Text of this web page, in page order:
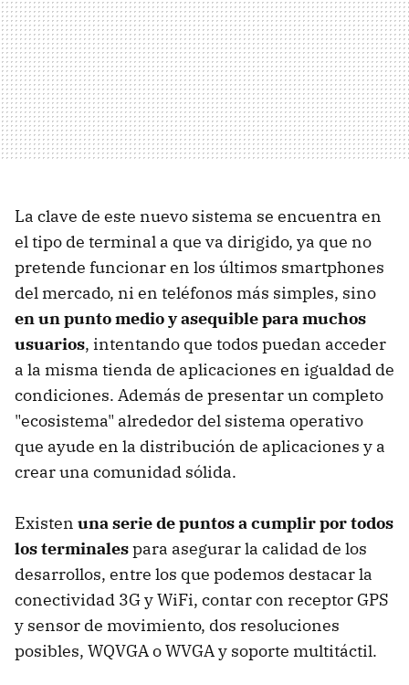
La clave de este nuevo sistema se encuentra en
el tipo de terminal a que va dirigido, ya que no
pretende funcionar en los últimos smartphones
del mercado, ni en teléfonos más simples, sino
en un punto medio y asequible para muchos
usuarios, intentando que todos puedan acceder
a la misma tienda de aplicaciones en igualdad de
condiciones. Además de presentar un completo
"ecosistema" alrededor del sistema operativo
que ayude en la distribución de aplicaciones y a
crear una comunidad sólida.
Existen una serie de puntos a cumplir por todos
los terminalespara asegurar la calidad de los
desarrollos, entre los que podemos destacar la
conectividad 3G y WiFi, contar con receptor GPS
y sensor de movimiento, dos resoluciones
posibles, WQVGA o WVGA y soporte multitáctil.